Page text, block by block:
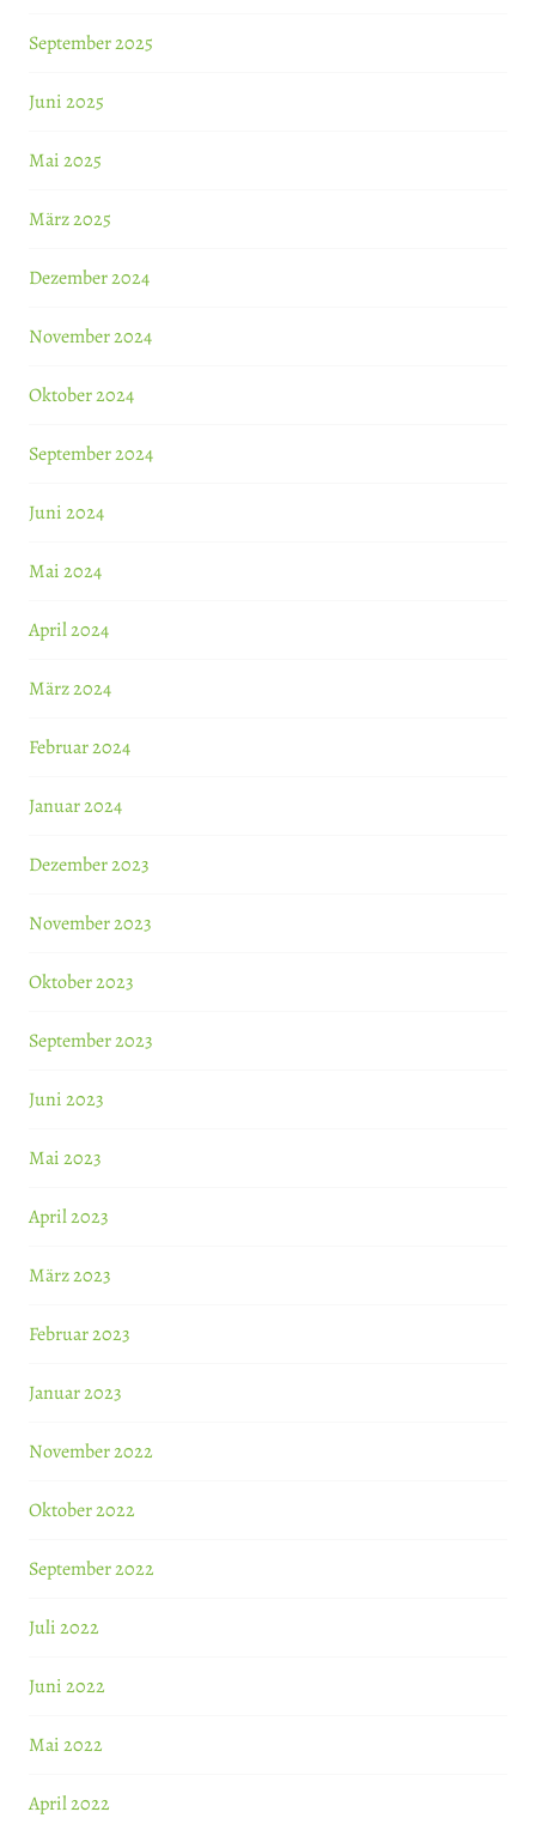
September 2025
Juni 2025
Mai 2025
März 2025
Dezember 2024
November 2024
Oktober 2024
September 2024
Juni 2024
Mai 2024
April 2024
März 2024
Februar 2024
Januar 2024
Dezember 2023
November 2023
Oktober 2023
September 2023
Juni 2023
Mai 2023
April 2023
März 2023
Februar 2023
Januar 2023
November 2022
Oktober 2022
September 2022
Juli 2022
Juni 2022
Mai 2022
April 2022